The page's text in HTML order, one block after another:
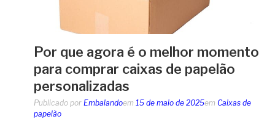
Por que agora é o melhor momento
para comprar caixas de papelão
personalizadas
Publicado por Embalandoem 15 de maio de 2025em Caixas de
papelão